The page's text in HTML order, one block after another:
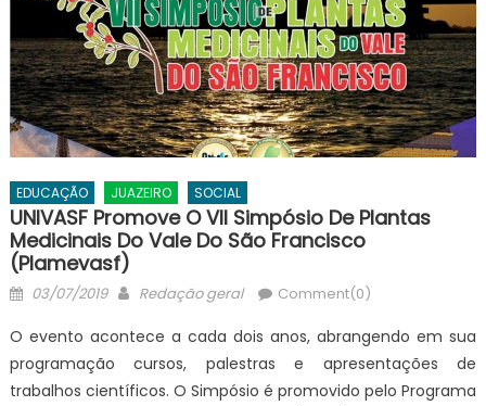
EDUCAÇÃO JUAZEIRO SOCIAL
UNIVASF Promove O VII Simpósio De Plantas
Medicinais Do Vale Do São Francisco
(Plamevasf)
Posted
03/07/2019 Author
Redação geral Comment(0)
O evento acontece a cada dois anos, abrangendo em sua
programação cursos, palestras e apresentações de
trabalhos científicos. O Simpósio é promovido pelo Programa